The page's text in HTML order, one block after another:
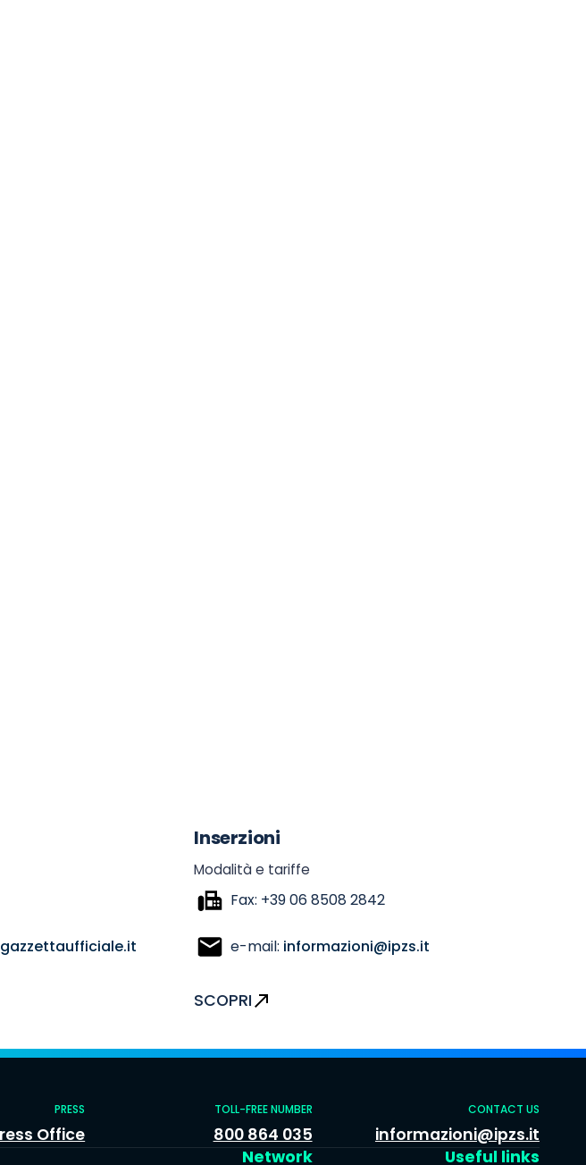
Inserzioni
Modalità e tariffe
Fax: +39 06 8508 2842
e-mail: informazioni@ipzs.it
SCOPRI
PRESS
Office
TOLL-FREE NUMBER
800 864 035
CONTACT US
informazioni@ipzs.it
Network Useful links